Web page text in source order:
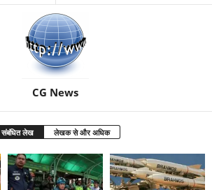
CG News
संबंधित लेख लेखक से और अधिक